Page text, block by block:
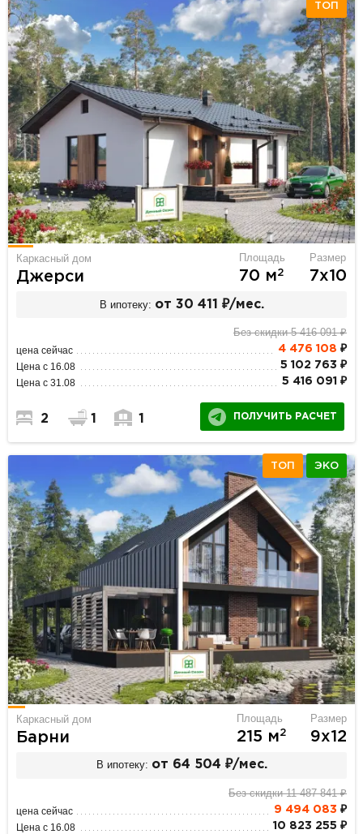
ТОП
Каркасный дом
Джерси
Площадь
70 м2
Размер
7х10
В ипотеку: от 30 411 ₽/мес.
Без скидки 5 416 091 ₽
цена сейчас 4 476 108 ₽
Цена с 16.08 5 102 763 ₽
Цена с 31.08 5 416 091 ₽
2 1 1 ПОЛУЧИТЬ РАСЧЕТ
ТОП ЭКО
Каркасный дом
Барни
Площадь
215 м2
Размер
9х12
В ипотеку: от 64 504 ₽/мес.
Без скидки 11 487 841 ₽
цена сейчас 9 494 083 ₽
Цена с 16.08 10 823 255 ₽